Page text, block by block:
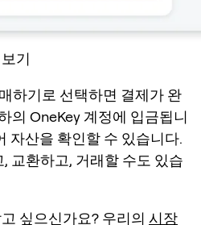
기
하기로 선택하면 결제가 완
의 OneKey 계정에 입금됩니
자산을 확인할 수 있습니다.
교환하고, 거래할 수도 있습
싶으신가요? 우리의 시장